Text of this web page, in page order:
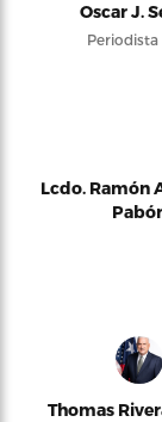
Oscar J.
Lcdo. Ramón
Thomas